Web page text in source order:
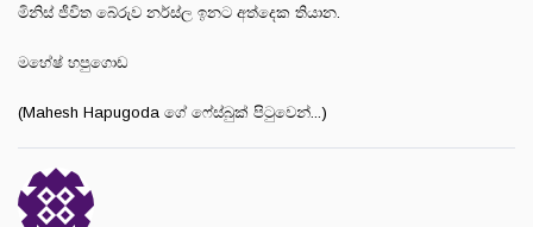
මිනිස් ජීවිත බේරුව නර්ස්ල ඉනට අත්දෙක තියාන.
මහේෂ් හපුගොඩ
(Mahesh Hapugoda ගේ ෆේස්බුක් පිටුවෙන්...)